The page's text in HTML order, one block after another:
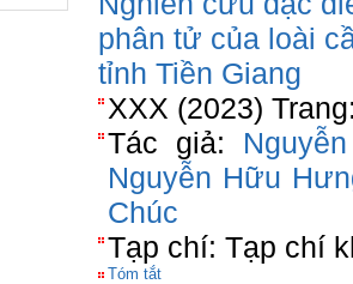
phân tử của loài
tỉnh Tiền Giang
XXX (2023)
Tác giả:
Nguyễn Hữu
Chúc
Tạp chí: Tạp chí
Tóm tắt